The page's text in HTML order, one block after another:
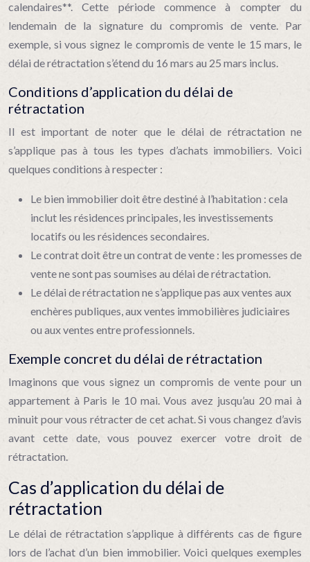
calendaires**. Cette période commence à compter du
lendemain de la signature du compromis de vente. Par
exemple, si vous signez le compromis de vente le 15 mars, le
délai de rétractation s’étend du 16 mars au 25 mars inclus.
Conditions d’application du délai de
rétractation
Il est important de noter que le délai de rétractation ne
s’applique pas à tous les types d’achats immobiliers. Voici
quelques conditions à respecter :
Le bien immobilier doit être destiné à l’habitation : cela
inclut les résidences principales, les investissements
locatifs ou les résidences secondaires.
Le contrat doit être un contrat de vente : les promesses de
vente ne sont pas soumises au délai de rétractation.
Le délai de rétractation ne s’applique pas aux ventes aux
enchères publiques, aux ventes immobilières judiciaires
ou aux ventes entre professionnels.
Exemple concret du délai de rétractation
Imaginons que vous signez un compromis de vente pour un
appartement à Paris le 10 mai. Vous avez jusqu’au 20 mai à
minuit pour vous rétracter de cet achat. Si vous changez d’avis
avant cette date, vous pouvez exercer votre droit de
rétractation.
Cas d’application du délai de
rétractation
Le délai de rétractation s’applique à différents cas de figure
lors de l’achat d’un bien immobilier. Voici quelques exemples